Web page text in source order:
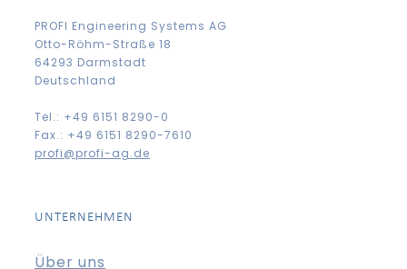
PROFI Engineering Systems AG
Otto-Röhm-Straße 18
64293 Darmstadt
Deutschland
Tel.: +49 6151 8290-0
Fax.: +49 6151 8290-7610
profi@profi-ag.de
UNTERNEHMEN
Über uns